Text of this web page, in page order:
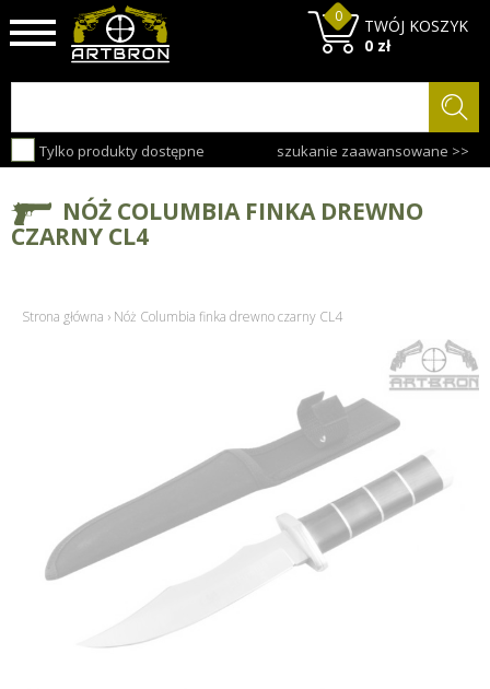
Tylko produkty dostępne szukanie zaawansowane >>
TWÓJ KOSZYK
0
0 zł
NÓŻ COLUMBIA FINKA DREWNO
CZARNY CL4
Strona główna › Nóż Columbia finka drewno czarny CL4